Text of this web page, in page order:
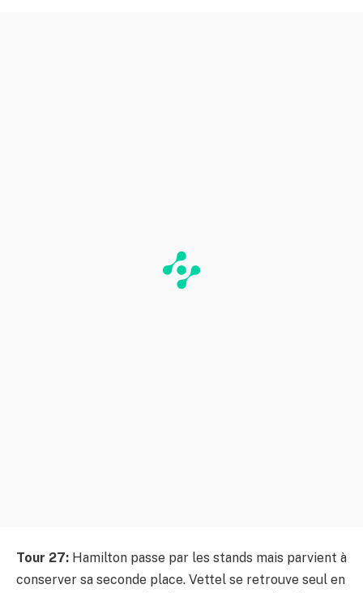
Tour 27: Hamilton passe par les stands mais parvient à
conserver sa seconde place. Vettel se retrouve seul en